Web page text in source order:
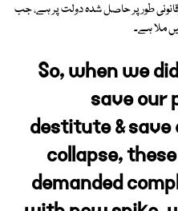
طور پر حاصل شدہ دولت پر ہے، جب
ملا ہے۔
So, when we
save our
destitute &
collapse,
demanded